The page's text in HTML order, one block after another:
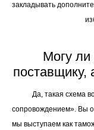
закладывать
Могу ли
поставщику,
Да, такая схема
сопровождением». Вы
мы выступаем как